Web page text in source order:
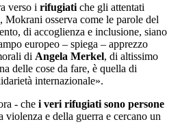
verso i rifugiati che gli attentati
Mokrani osserva come le parole del
di accoglienza e inclusione, siano
europeo – spiega – apprezzo
di Angela Merkel, di altissimo
delle cose da fare, è quella di
internazionale».
- che i veri rifugiati sono persone
violenza e della guerra e cercano un